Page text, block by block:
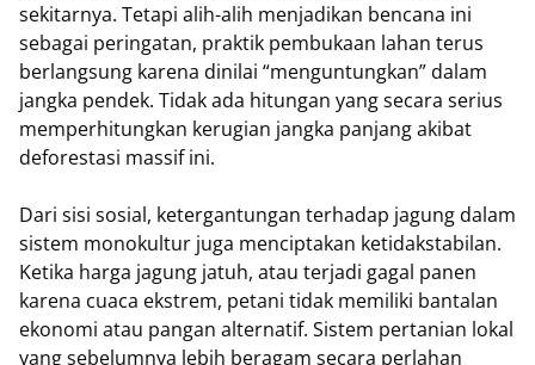
sekitarnya. Tetapi alih-alih menjadikan bencana ini
sebagai peringatan, praktik pembukaan lahan terus
berlangsung karena dinilai “menguntungkan” dalam
jangka pendek. Tidak ada hitungan yang secara serius
memperhitungkan kerugian jangka panjang akibat
deforestasi massif ini.
Dari sisi sosial, ketergantungan terhadap jagung dalam
sistem monokultur juga menciptakan ketidakstabilan.
Ketika harga jagung jatuh, atau terjadi gagal panen
karena cuaca ekstrem, petani tidak memiliki bantalan
ekonomi atau pangan alternatif. Sistem pertanian lokal
yang sebelumnya lebih beragam secara perlahan